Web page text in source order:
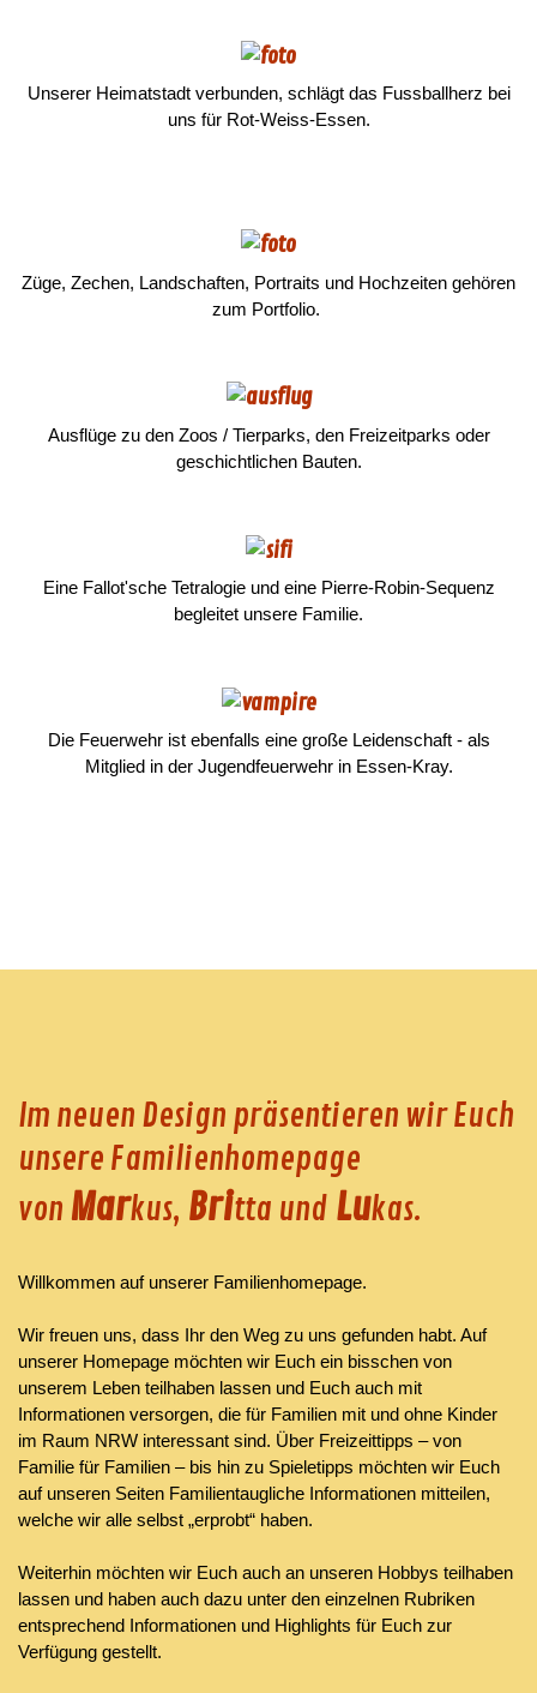
Unserer Heimatstadt verbunden, schlägt das Fussballherz bei
uns für Rot-Weiss-Essen.
Züge, Zechen, Landschaften, Portraits und Hochzeiten gehören
zum Portfolio.
Ausflüge zu den Zoos / Tierparks, den Freizeitparks oder
geschichtlichen Bauten.
Eine Fallot'sche Tetralogie und eine Pierre-Robin-Sequenz
begleitet unsere Familie.
Die Feuerwehr ist ebenfalls eine große Leidenschaft- als
Mitglied in der Jugendfeuerwehr in Essen-Kray.
Im neuen Design präsentieren wir Euch
unsere Familienhomepage
von Markus, Britta und Lukas.
Willkommen auf unserer Familienhomepage.
Wir freuen uns, dass Ihr den Weg zu uns gefunden habt. Auf
unserer Homepage möchten wir Euch ein bisschen von
unserem Leben teilhaben lassen und Euch auch mit
Informationen versorgen, die für Familien mit und ohne Kinder
im Raum NRW interessant sind. Über Freizeittipps – von
Familie für Familien – bis hin zu Spieletipps möchten wir Euch
auf unseren Seiten Familientaugliche Informationen mitteilen,
welche wir alle selbst „erprobt“ haben.
Weiterhin möchten wir Euch auch an unseren Hobbys teilhaben
lassen und haben auch dazu unter den einzelnen Rubriken
entsprechend Informationen und Highlights für Euch zur
Verfügung gestellt.